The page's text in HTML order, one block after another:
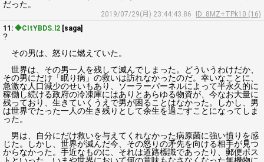
だった。
2019/07/29(月) 23:44:43.86
ID: 8MZ+TPk10 (16)
11: ◆CItYBDS.l2 [saga]
?
その男は、怒りに燃えていた。
世界は、その男一人を残して滅んでしまった。どういうわけだか、
その男にだけ「眠り病」の救いは訪れなかったのだ。幸いなことに、
急激な人口減少のせいもあり、ソーラーパーネルによって半永久的に
稼働し続ける政府の冷凍庫にはありとあらゆる物資が、今なお大量に
残っており、生きていくうえで男が困ることはなかった。しかし、男
は世界でたった一人の生き残りとして余生を過ごすことになってしま
った。
男は、自分にだけ救いを与えてくれなかった病原菌に強い憤りを感
じた。しかし、世界が滅んだ今、その怒りの矛先を向ける相手が見つ
からなかった。手近なものに、それは道路標識であったり、郵便ポス